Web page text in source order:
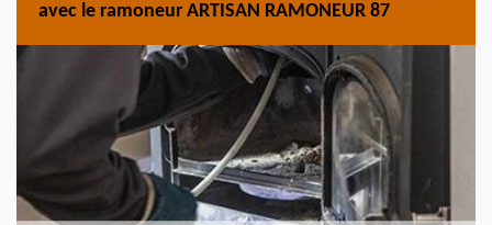
avec le ramoneur ARTISAN RAMONEUR 87